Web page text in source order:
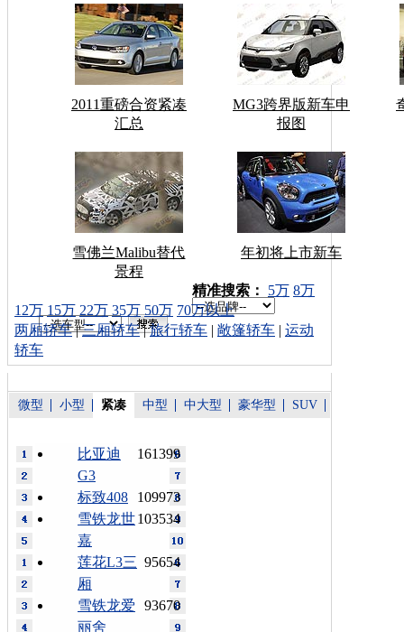
2011重磅合资紧凑
汇总
MG3跨界版新车申
报图
雪佛兰Malibu替代
景程
年初将上市新车
车型搜索：
精准搜索： 5万 8万
12万 15万 22万 35万 50万 70万以上
两厢轿车|三厢轿车|旅行轿车 | 敞篷轿车 | 运动
轿车
微型 小型 紧凑 中型 中大型 豪华型 SUV
161399
比亚迪
G3
109973
标致408
103534
雪铁龙世
嘉
95654
莲花L3三
厢
93670
雪铁龙爱
丽舍